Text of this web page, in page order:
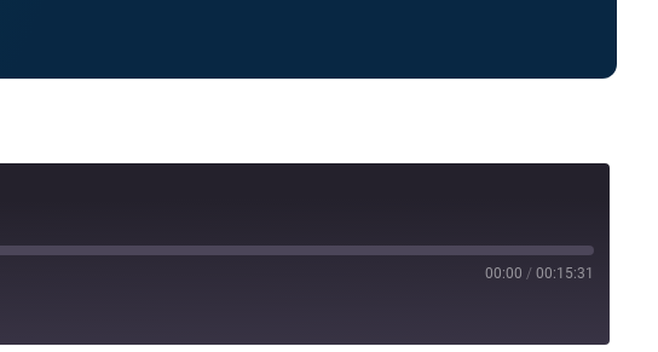
00:00 / 00:15:31